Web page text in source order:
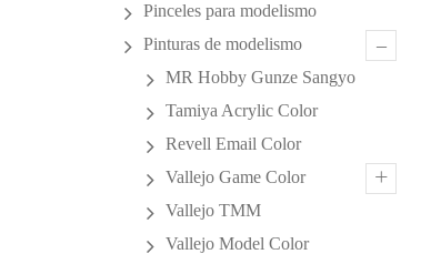
Pinceles para modelismo
–
Pinturas de modelismo
MR Hobby Gunze Sangyo
Tamiya Acrylic Color
Revell Email Color
+
Vallejo Game Color
Vallejo TMM
Vallejo Model Color